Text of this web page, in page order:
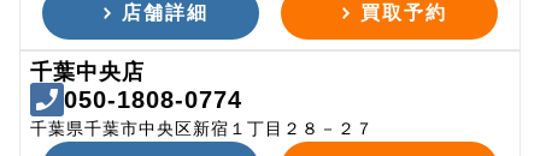
店舗詳細 買取予約
千葉中央店
050-1808-0774
千葉県千葉市中央区新宿１丁目２８－２７